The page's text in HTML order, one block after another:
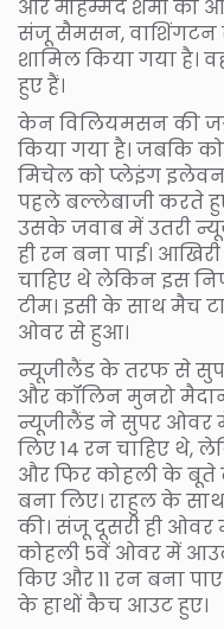
और मोहम्मद शमी को
संजू सैमसन, वाशिंगटन
शामिल किया गया है।
हुए हैं।
केन विलियमसन की
किया गया है। जबकि
मिचेल को प्लेइंग इलेवन
पहले बल्लेबाजी करते
उसके जवाब में उतरी
ही रन बना पाई।
चाहिए थे लेकिन इस
टीम। इसी के साथ मैच
ओवर से हुआ।
न्यूजीलैंड के तरफ से
और कॉलिन मुनरो
न्यूजीलैंड ने सुपर ओवर
लिए 14 रन चाहिए
और फिर कोहली के बूते
बना लिए। राहुल के
की। संजू दूसरी ही ओवर
कोहली 5वें ओवर में आउट
किए और 11 रन बना
के हाथों कैच आउट हुए।